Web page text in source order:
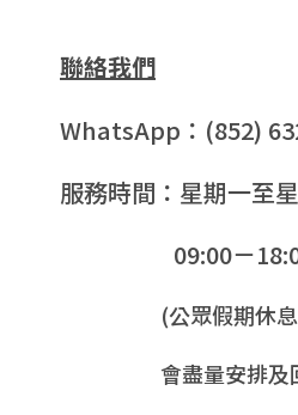
聯絡我們
WhatsApp：(852)
服務時間：星期一至
09:00－
(公眾假期休息，
會盡量安排及